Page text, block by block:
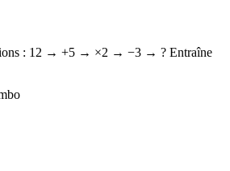
: 12 → +5 → ×2 → −3 → ? Entraîne